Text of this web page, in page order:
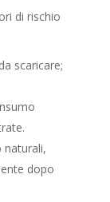
di rischio
scaricare;
naturali,
dopo